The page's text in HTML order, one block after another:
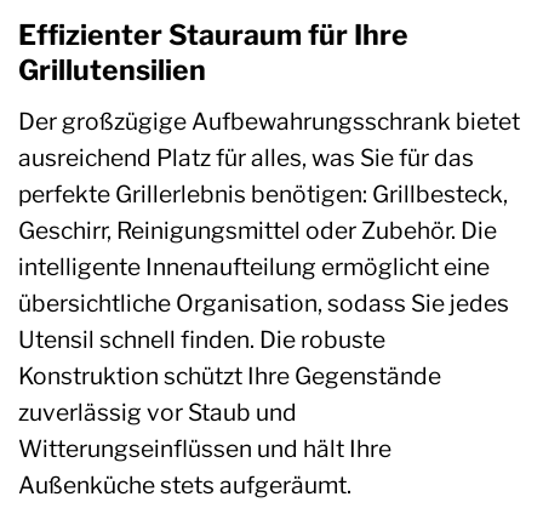
Effizienter Stauraum für Ihre
Grillutensilien
Der großzügige Aufbewahrungsschrank bietet
ausreichend Platz für alles, was Sie für das
perfekte Grillerlebnis benötigen: Grillbesteck,
Geschirr, Reinigungsmittel oder Zubehör. Die
intelligente Innenaufteilung ermöglicht eine
übersichtliche Organisation, sodass Sie jedes
Utensil schnell finden. Die robuste
Konstruktion schützt Ihre Gegenstände
zuverlässig vor Staub und
Witterungseinflüssen und hält Ihre
Außenküche stets aufgeräumt.